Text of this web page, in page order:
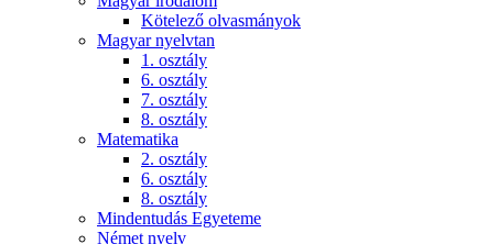
Kötelező olvasmányok
Magyar nyelvtan
1. osztály
6. osztály
7. osztály
8. osztály
Matematika
2. osztály
6. osztály
8. osztály
Mindentudás Egyeteme
Német nyelv